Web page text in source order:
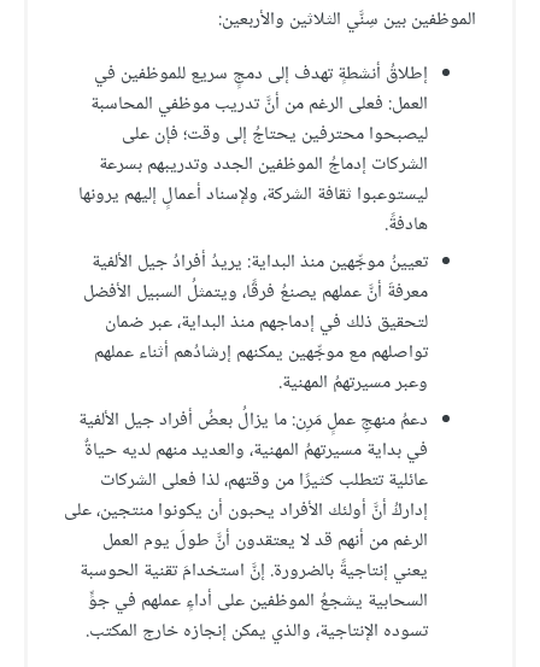
الموظفين بين سِنَّي الثلاثين والأربعين:
إطلاقُ أنشطةٍ تهدف إلى دمجٍ سريع للموظفين في
العمل: فعلى الرغم من أنَّ تدريب موظفي المحاسبة
ليصبحوا محترفين يحتاجُ إلى وقت؛ فإن على
الشركات إدماجُ الموظفين الجدد وتدريبهم بسرعة
ليستوعبوا ثقافة الشركة، ولإسناد أعمالٍ إليهم يرونها
هادفةً.
تعيينُ موجِّهين منذ البداية: يريدُ أفرادُ جيل الألفية
معرفةَ أنَّ عملهم يصنعُ فرقًا، ويتمثلُ السبيل الأفضل
لتحقيق ذلك في إدماجهم منذ البداية، عبر ضمان
تواصلهم مع موجِّهين يمكنهم إرشادُهم أثناء عملهم
وعبر مسيرتهمُ المهنية.
دعمُ منهجِ عملٍ مَرِن: ما يزالُ بعضُ أفراد جيل الألفية
في بداية مسيرتهمُ المهنية، والعديد منهم لديه حياةٌ
عائلية تتطلب كثيرًا من وقتهم، لذا فعلى الشركات
إداركُ أنَّ أولئك الأفراد يحبون أن يكونوا منتجين، على
الرغم من أنهم قد لا يعتقدون أنَّ طولَ يوم العمل
يعني إنتاجيةً بالضرورة. إنَّ استخدامَ تقنية الحوسبة
السحابية يشجعُ الموظفين على أداءٍ عملهم في جوٍّ
تسوده الإنتاجية، والذي يمكن إنجازه خارج المكتب.